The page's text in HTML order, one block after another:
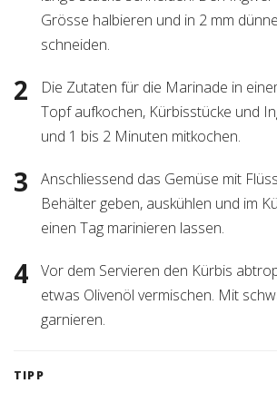
Grösse halbieren und in 2 mm
schneiden.
Die Zutaten für die Marinade in
Topf aufkochen, Kürbisstücke und
und 1 bis 2 Minuten mitkochen.
Anschliessend das Gemüse mit
Behälter geben, auskühlen und im
einen Tag marinieren lassen.
Vor dem Servieren den Kürbis
etwas Olivenöl vermischen. Mit
garnieren.
TIPP